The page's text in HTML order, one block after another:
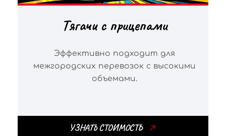
Тягачи с прицепами
Эффективно подходит для
межгородских перевозок с высокими
объемами.
УЗНАТЬ СТОИМОСТЬ